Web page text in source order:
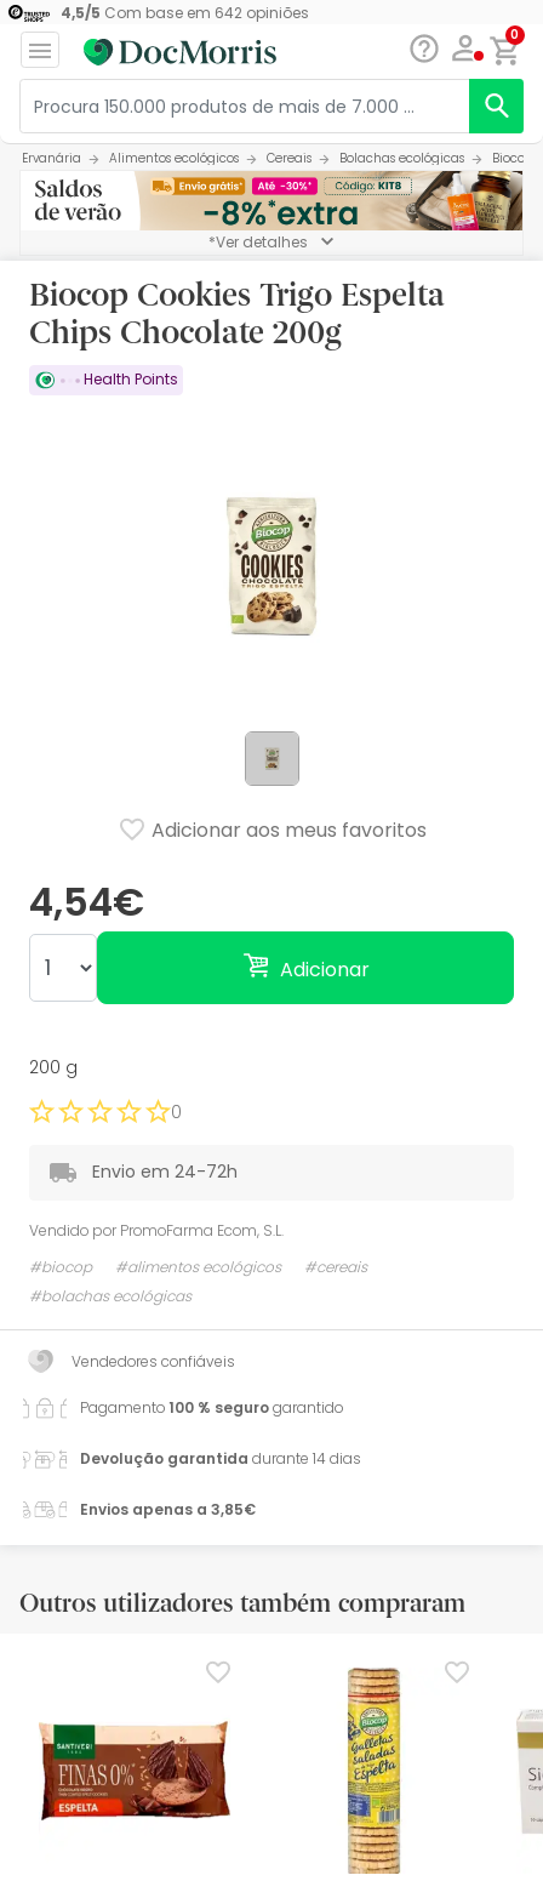
4,5/5 Com base em 642opiniões
0
Ervanária Alimentos ecológicos Cereais Bolachas ecológicas Biocop
*Ver detalhes
Biocop Cookies Trigo Espelta
Chips Chocolate 200g
Health Points
4,54€
Adicionar
Adicionar aos meus favoritos
200 g
0
Envio em 24-72h
Vendido por PromoFarma Ecom, S.L.
#biocop
#alimentos ecológicos
#cereais
#bolachas ecológicas
Vendedores confiáveis
Pagamento100 % segurogarantido
Devolução garantida durante 14 dias
Envios apenas a 3,85€
Outros utilizadores também compraram